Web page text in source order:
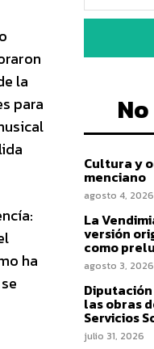
la
para
ha
Cultura y
menciano
agosto 4, 2026
La
versión
como
agosto 3, 2026
las obras
Servicios
julio 31, 2026